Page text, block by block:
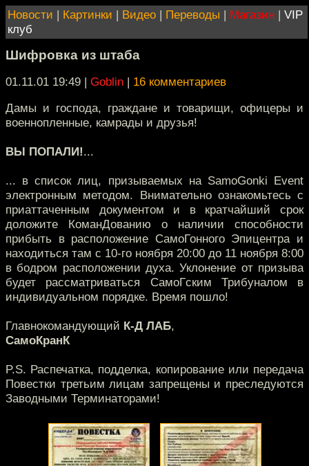
Новости | Картинки | Видео | Переводы | Магазин | VIP
клуб
Шифровка из штаба
01.11.01 19:49 | Goblin | 16 комментариев
Дамы и господа, граждане и товарищи, офицеры и
военнопленные, камрады и друзья!
ВЫ ПОПАЛИ!...
... в список лиц, призываемых на SamoGonki Event
электронным методом. Внимательно ознакомьтесь с
приаттаченным документом и в кратчайший срок
доложите КоманДованию о наличии способности
прибыть в расположение СамоГонного Эпицентра и
находиться там с 10-го ноября 20:00 до 11 ноября 8:00
в бодром расположении духа. Уклонение от призыва
будет рассматриваться СамоГским Трибуналом в
индивидуальном порядке. Время пошло!
Главнокомандующий К-Д ЛАБ,
СамоКранК
P.S. Распечатка, подделка, копирование или передача
Повестки третьим лицам запрещены и преследуются
Заводными Терминаторами!